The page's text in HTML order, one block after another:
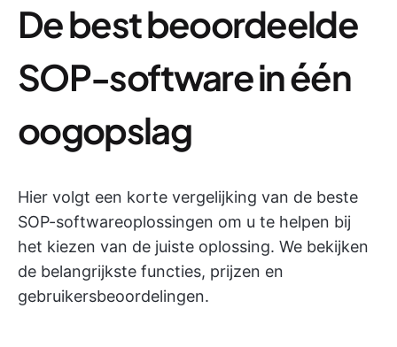
De best beoordeelde
SOP-software in één
oogopslag
Hier volgt een korte vergelijking van de beste
SOP-softwareoplossingen om u te helpen bij
het kiezen van de juiste oplossing. We bekijken
de belangrijkste functies, prijzen en
gebruikersbeoordelingen.